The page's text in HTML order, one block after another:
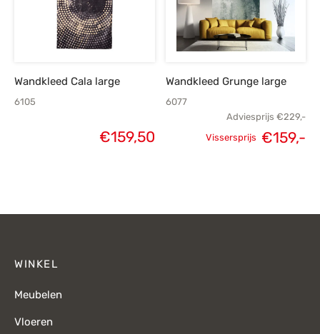
Wandkleed Cala large
6105
€159,50
Wandkleed Grunge large
6077
Adviesprijs €229,-
Vissersprijs €159,-
WINKEL
Meubelen
Vloeren